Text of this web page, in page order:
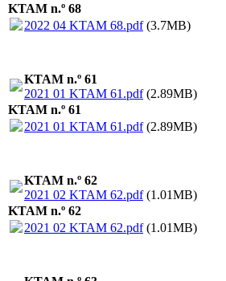
KTAM n.º 68
2022 04 KTAM 68.pdf(3.7MB)
KTAM n.º 61
2021 01 KTAM 61.pdf(2.89MB)
KTAM n.º 61
2021 01 KTAM 61.pdf(2.89MB)
KTAM n.º 62
2021 02 KTAM 62.pdf(1.01MB)
KTAM n.º 62
2021 02 KTAM 62.pdf(1.01MB)